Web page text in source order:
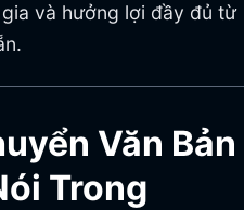
và hưởng lợi đầy đủ từ
Văn Bản
Trong